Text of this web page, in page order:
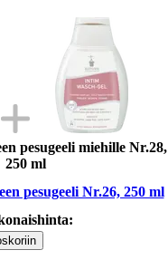
pesugeeli miehille Nr.28,
250 ml
pesugeeli Nr.26, 250 ml